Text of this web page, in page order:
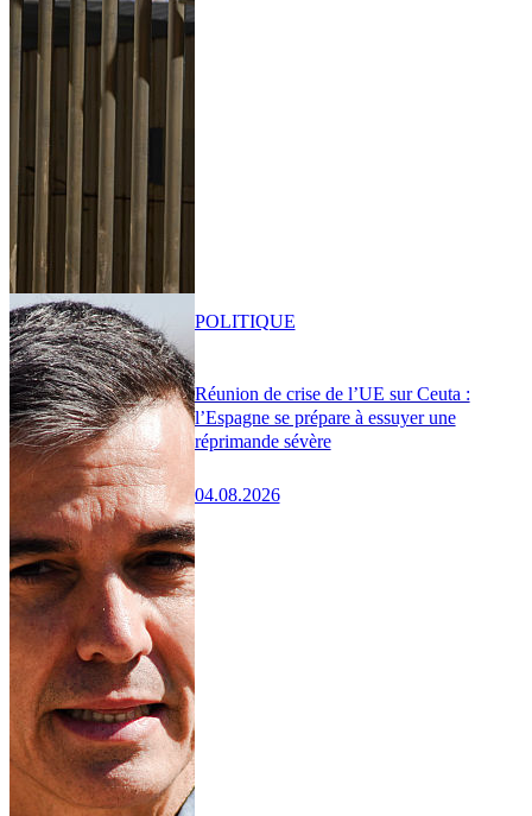
Réunion de crise de l’UE sur Ceuta :
l’Espagne se prépare à essuyer une
réprimande sévère
04.08.2026
POLITIQUE